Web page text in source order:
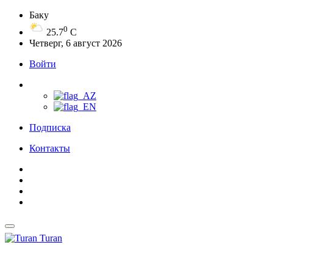
Баку
25.70 C
Четверг, 6 август 2026
Войти
Подписка
Контакты
Turan